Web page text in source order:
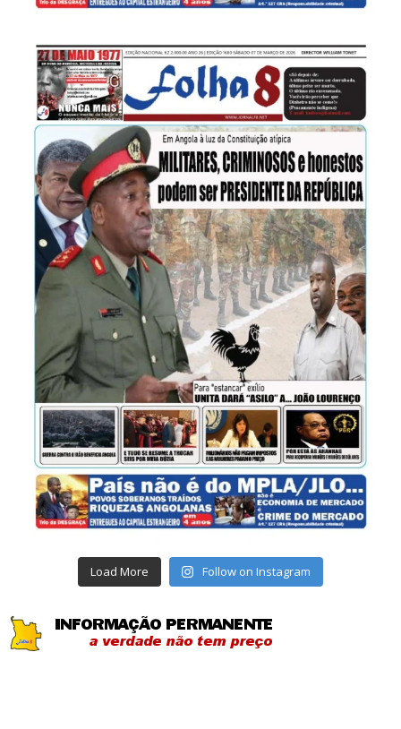
Load More Follow on Instagram